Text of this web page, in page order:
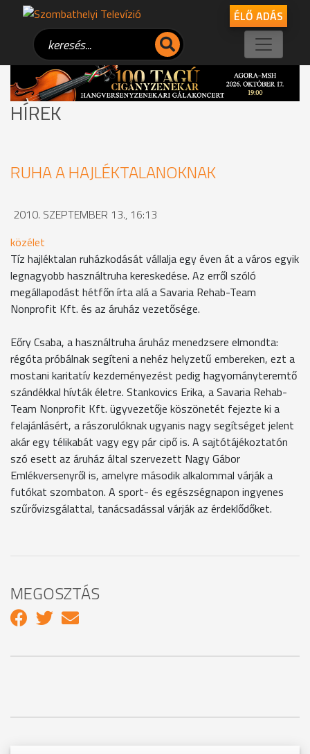
ÉLŐ ADÁS
HÍREK
RUHA A HAJLÉKTALANOKNAK
2010. SZEPTEMBER 13., 16:13
közélet
Tíz hajléktalan ruházkodását vállalja egy éven át a város egyik
legnagyobb használtruha kereskedése. Az erről szóló
megállapodást hétfőn írta alá a Savaria Rehab-Team
Nonprofit Kft. és az áruház vezetősége.
Eőry Csaba, a használtruha áruház menedzsere elmondta:
régóta próbálnak segíteni a nehéz helyzetű embereken, ezt a
mostani karitatív kezdeményezést pedig hagyományteremtő
szándékkal hívták életre. Stankovics Erika, a Savaria Rehab-
Team Nonprofit Kft. ügyvezetője köszönetét fejezte ki a
felajánlásért, a rászorulóknak ugyanis nagy segítséget jelent
akár egy télikabát vagy egy pár cipő is. A sajtótájékoztatón
szó esett az áruház által szervezett Nagy Gábor
Emlékversenyről is, amelyre második alkalommal várják a
futókat szombaton. A sport- és egészségnapon ingyenes
szűrővizsgálattal, tanácsadással várják az érdeklődőket.
MEGOSZTÁS